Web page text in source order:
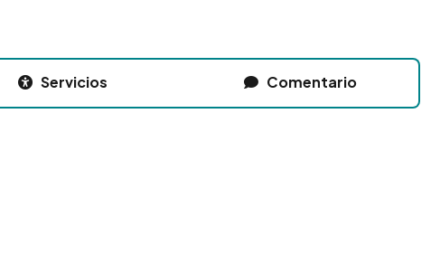
Servicios Comentario